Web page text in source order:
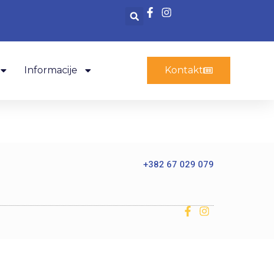
Informacije Kontakt
+382 67 029 079